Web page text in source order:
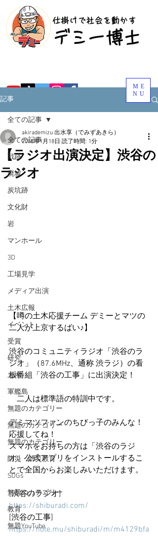
​仕掛けで社会を動かす
​デミー博士
ME
NU
記事
全ての記事
戦跡
廃墟
炭坑跡
文化財
岩
マンホール
3D
工場見学
メディア出演
土木広報
イベント
受賞
研究
土木
軍艦島
無題のカテゴリー
無題のカテゴリー
無題のカテゴリー
防災・防災教育
SDGs
無題のカテゴリー
教育
無題YouTube
全ての記事
【ラジオ出演決定】渋谷の
ラジオ
akirademizu 出水享（でみずあきら）
2018年1月18日 読了時間: 1分
【噂の土木応援チーム デミーとマツの
二人が上京するばい♪】
渋谷のコミュニティラジオ「渋谷のラ
ジオ」（87.6MHz、通称 渋ラジ）の看
板番組「渋谷の工事」に出演決定！
二人は標準語の特訓中です。
デミマツファンのちびっ子のみんな！
応援してね！
スマホをお持ちの方は「渋谷のラジ
オ」公式アプリをインストールするこ
とで全国からお楽しみいただけます。
[渋谷のラジオ]
https://shiburadi.com/
[渋谷の工事]
https://note.mu/shiburadi/m/m4129bfa